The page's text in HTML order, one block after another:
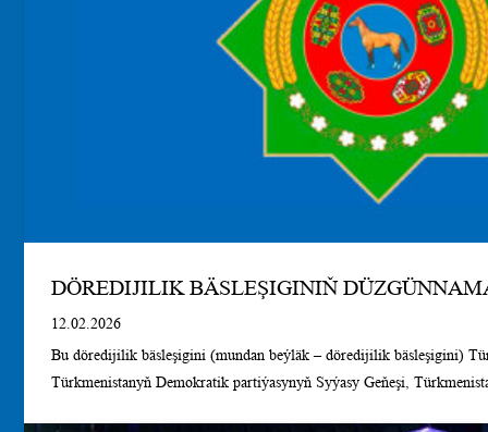
DÖREDIJILIK BÄSLEŞIGINIŇ
12.02.2026
Bu döredijilik bäsleşigini (mundan beýläk – döredijilik bäsleşigini)
Türkmenistanyň Demokratik partiýasynyň Syýasy Geňeşi,